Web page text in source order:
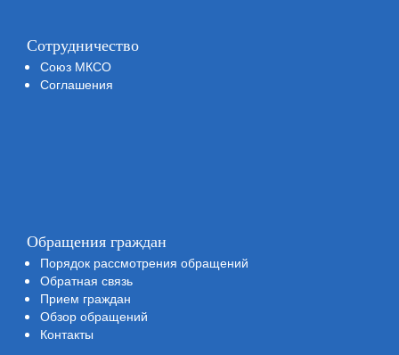
Сотрудничество
Союз МКСО
Соглашения
Обращения граждан
Порядок рассмотрения обращений
Обратная связь
Прием граждан
Обзор обращений
Контакты